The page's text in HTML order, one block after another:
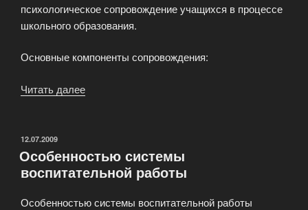
психологическое сопровождение учащихся в процессе
школьного образования.
Основные компоненты сопровождения:
Читать далее
ОПУБЛИКОВАНО
12.07.2009
Особенностью системы
воспитательной работы
Особенностью системы воспитательной работы